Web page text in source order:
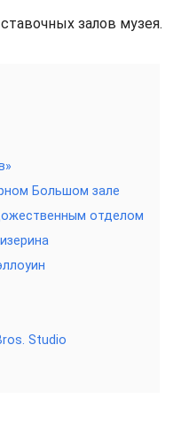
залов музея.
Большом зале
отделом
Studio